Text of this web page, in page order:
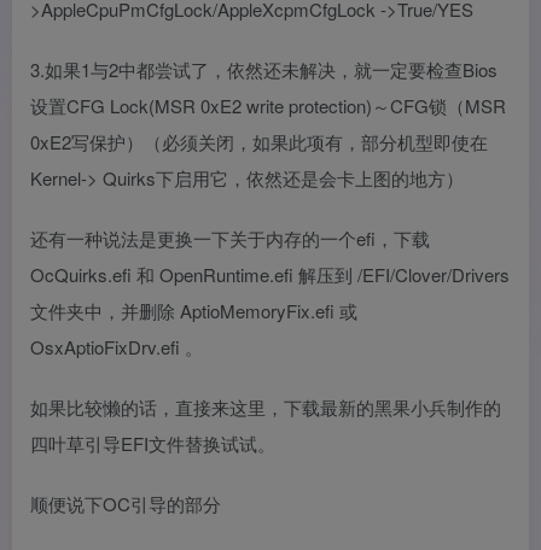
>AppleCpuPmCfgLock/AppleXcpmCfgLock ->True/YES
3.如果1与2中都尝试了，依然还未解决，就一定要检查Bios
设置CFG Lock(MSR 0xE2 write protection)～CFG锁（MSR
0xE2写保护）（必须关闭，如果此项有，部分机型即使在
Kernel-> Quirks下启用它，依然还是会卡上图的地方）
还有一种说法是更换一下关于内存的一个efi，下载
OcQuirks.efi 和 OpenRuntime.efi 解压到 /EFI/Clover/Drivers
文件夹中，并删除 AptioMemoryFix.efi 或
OsxAptioFixDrv.efi 。
如果比较懒的话，直接来这里，下载最新的黑果小兵制作的
四叶草引导EFI文件替换试试。
顺便说下OC引导的部分